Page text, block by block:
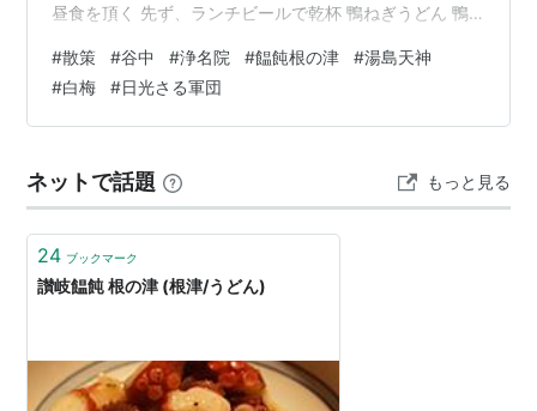
昼食を頂く 先ず、ランチビールで乾杯 鴨ねぎうどん 鴨
うどん もち、揚げ玉、かまぼこ、薬味。 ここは、根津う
どん 釜竹 蔵の中に掘りこたつの席があります カザンデ
マリ 串揚げのはん亭 根津本店 建物は国の登録有形文化
て 湯島天神女坂から登ります 梅まつり開催中 湯島天神
本殿 左右は、紅…
#散策 #谷中 #浄名院 #饂飩根の津 #湯島天神
#白梅 #日光さる軍団
ネットで話題 もっと見る
24 ブックマーク
讃岐饂飩 根の津 (根津/うどん)